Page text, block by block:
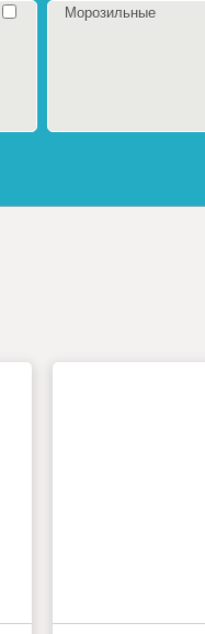
Морозильные